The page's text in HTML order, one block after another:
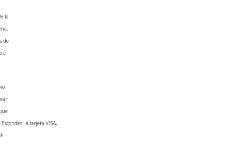
la
de
a
la tarjeta VISA,